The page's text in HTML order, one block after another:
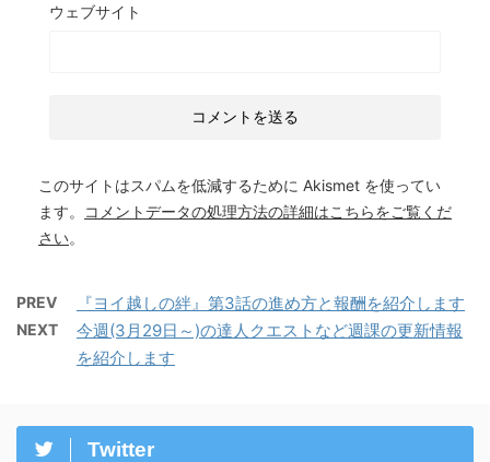
ウェブサイト
このサイトはスパムを低減するために Akismet を使ってい
ます。
コメントデータの処理方法の詳細はこちらをご覧くだ
さい。
PREV 『ヨイ越しの絆』第3話の進め方と報酬を紹介します
NEXT
今週(3月29日～)の達人クエストなど週課の更新情報
を紹介します
Twitter